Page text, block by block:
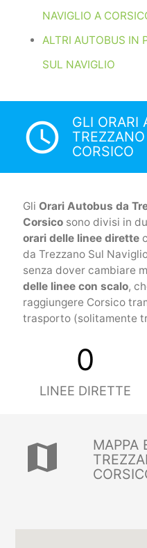
NAVIGLIO A
ALTRI AUTOBUS IN
SUL NAVIGLIO
access_time
GLI ORARI
CORSICO
Gli Orari Autobus da
Corsicosono divisi in
orari delle linee dirette
da Trezzano Sul
senza dover cambiare
delle linee con scalo,
raggiungere Corsico
trasporto (solitamente
0
LINEE DIRETTE
map
MAPPA